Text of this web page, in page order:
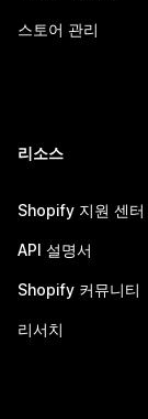
스토어 관리
리소스
Shopify 지원 센터
API 설명서
Shopify 커뮤니티
리서치